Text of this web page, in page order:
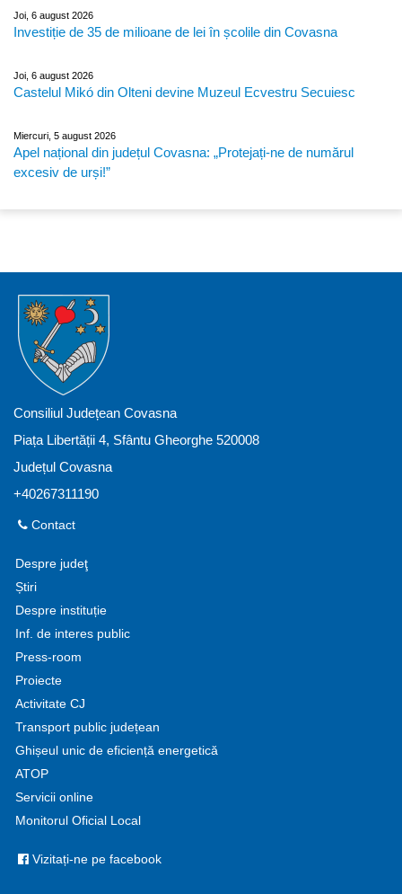
Joi, 6 august 2026
Investiție de 35 de milioane de lei în școlile din Covasna
Joi, 6 august 2026
Castelul Mikó din Olteni devine Muzeul Ecvestru Secuiesc
Miercuri, 5 august 2026
Apel național din județul Covasna: „Protejați-ne de numărul
excesiv de urși!”
Consiliul Județean Covasna
Piața Libertății 4, Sfântu Gheorghe 520008
Județul Covasna
+40267311190
Contact
Despre judeţ
Știri
Despre instituție
Inf. de interes public
Press-room
Proiecte
Activitate CJ
Transport public județean
Ghișeul unic de eficiență energetică
ATOP
Servicii online
Monitorul Oficial Local
Vizitați-ne pe facebook